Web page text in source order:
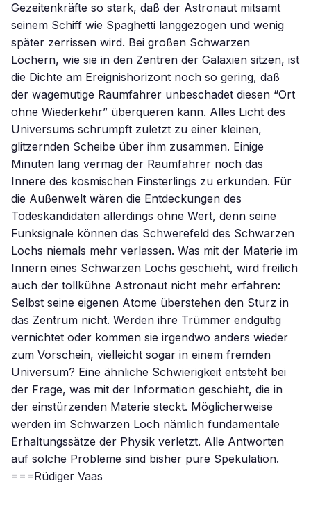
Gezeitenkräfte so stark, daß der Astronaut mitsamt
seinem Schiff wie Spaghetti langgezogen und wenig
später zerrissen wird. Bei großen Schwarzen
Löchern, wie sie in den Zentren der Galaxien sitzen, ist
die Dichte am Ereignishorizont noch so gering, daß
der wagemutige Raumfahrer unbeschadet diesen “Ort
ohne Wiederkehr” überqueren kann. Alles Licht des
Universums schrumpft zuletzt zu einer kleinen,
glitzernden Scheibe über ihm zusammen. Einige
Minuten lang vermag der Raumfahrer noch das
Innere des kosmischen Finsterlings zu erkunden. Für
die Außenwelt wären die Entdeckungen des
Todeskandidaten allerdings ohne Wert, denn seine
Funksignale können das Schwerefeld des Schwarzen
Lochs niemals mehr verlassen. Was mit der Materie im
Innern eines Schwarzen Lochs geschieht, wird freilich
auch der tollkühne Astronaut nicht mehr erfahren:
Selbst seine eigenen Atome überstehen den Sturz in
das Zentrum nicht. Werden ihre Trümmer endgültig
vernichtet oder kommen sie irgendwo anders wieder
zum Vorschein, vielleicht sogar in einem fremden
Universum? Eine ähnliche Schwierigkeit entsteht bei
der Frage, was mit der Information geschieht, die in
der einstürzenden Materie steckt. Möglicherweise
werden im Schwarzen Loch nämlich fundamentale
Erhaltungssätze der Physik verletzt. Alle Antworten
auf solche Probleme sind bisher pure Spekulation.
===Rüdiger Vaas